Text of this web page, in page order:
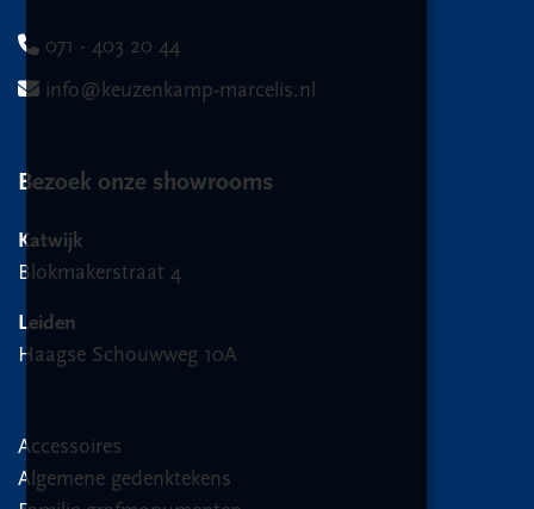
071 - 403 20 44
info@keuzenkamp-marcelis.nl
Bezoek onze showrooms
Katwijk
Blokmakerstraat 4
Leiden
Haagse Schouwweg 10A
Accessoires
Algemene gedenktekens